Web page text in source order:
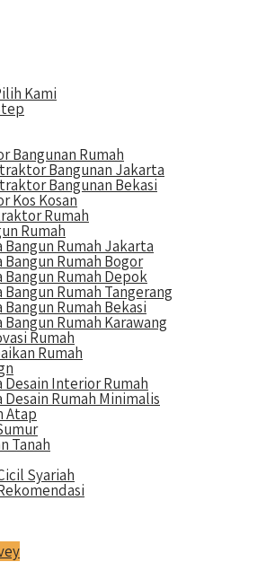
Kami
Bangunan Rumah
Bangunan Jakarta
Bangunan Bekasi
Kos Kosan
Rumah
Rumah
Bangun Rumah Jakarta
Bangun Rumah Bogor
Bangun Rumah Depok
Bangun Rumah Tangerang
Bangun Rumah Bekasi
Bangun Rumah Karawang
Rumah
Rumah
Desain Interior Rumah
Desain Rumah Minimalis
Atap
Tanah
Syariah